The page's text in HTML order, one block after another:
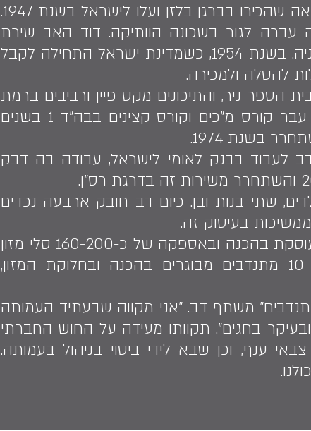
דב קנכט נולד בשנת 1951 בישראל לדוד והלה, יוצאי השואה שהכירו בברגן בלזן ועלו לישראל בשנת 1947.
עברה לגור בשכונה הוותיקה. דוד האב שירת
באזורי מלכיה ויהוד בשנת 1948, ובהמשך עבד בענף הבניה. בשנת 1954, כשמדינת ישראל התחילה לקבל
להטלה ולמכירה.
הספר ניר, והתיכונים מקס פיין ורביבים ברמת
גן. בשנת 1970 התגייס לצה"ל לחיל התותחנים/נ"מ, הוא עבר קורס מ"כים וקורס קצינים בבה"ד 1 בשנים
ובשנה זו התחיל דב לעבוד בבנק לאומי לישראל, עבודה בה דבק
שלושה ילדים, שתי בנות ובן. כיום דב חובק ארבעה נכדים
דב מנהל בהתנדבות את עמותת "אפשרות מכל הלב", העוסקת בהכנה ובאספקה של כ-160-200 סלי מזון
פעם בחודש לתושבים בקרית אונו. העמותה מעסיקה 10 מתנדבים מבוגרים בהכנה ובחלוקת המזון,
משתף דב. "אני מקווה שבעתיד העמותה
בחגים". תקוותו מעידה על החוש החברתי
ענף, וכן שבא לידי ביטוי בניהול בעמותה.